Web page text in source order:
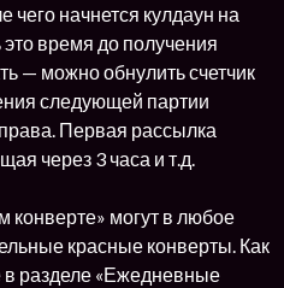
чего начнется кулдаун на
время до получения
— можно обнулить счетчик
следующей партии
Первая рассылка
через 3 часа и т.д.
конверте» могут в любое
красные конверты. Как
в разделе «Ежедневные